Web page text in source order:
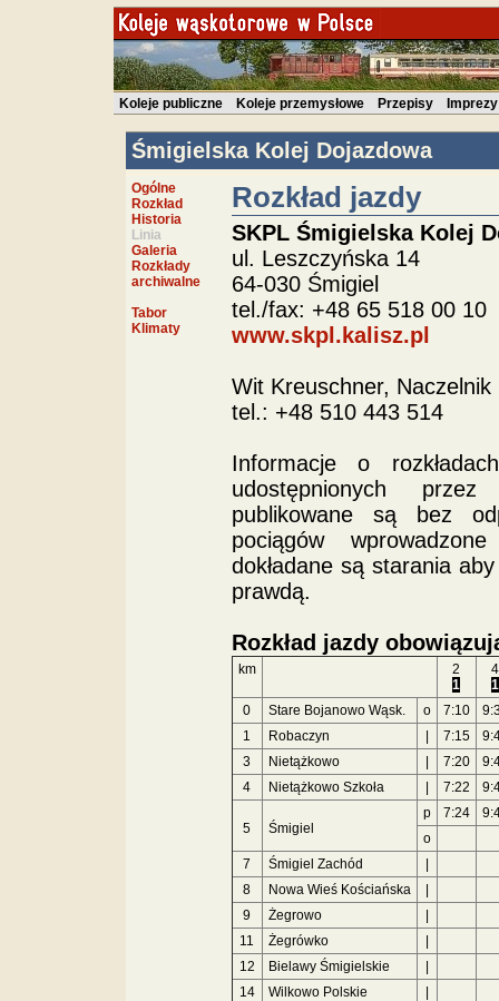
Koleje publiczne Koleje przemysłowe Przepisy Imprezy
Śmigielska Kolej Dojazdowa
Ogólne
Rozkład
Historia
Linia
Galeria
Rozkłady
archiwalne
Tabor
Klimaty
Rozkład jazdy
SKPL Śmigielska Kolej
ul. Leszczyńska 14
64-030 Śmigiel
tel./fax: +48 65 518 00 10
www.skpl.kalisz.pl
Wit Kreuschner, Naczelnik
tel.: +48 510 443 514
Informacje o
udostępnionych przez
publikowane są bez
pociągów
dokładane są starania
prawdą.
Rozkład jazdy
km
2
1
4
1
0
Stare Bojanowo Wąsk. o 7:10
1
Robaczyn | 7:15
3
Nietążkowo | 7:20
4
Nietążkowo Szkoła | 7:22
5 Śmigiel
p 7:24
o
7
Śmigiel Zachód
|
8
Nowa Wieś Kościańska
|
9
Żegrowo
|
11
Żegrówko
|
12
Bielawy Śmigielskie
|
14
Wilkowo Polskie
|